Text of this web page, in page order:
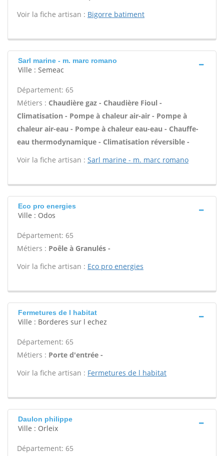
Voir la fiche artisan : Bigorre batiment
Sarl marine - m. marc romano
Ville : Semeac
Département: 65
Métiers : Chaudière gaz - Chaudière Fioul -
Climatisation - Pompe à chaleur air-air - Pompe à
chaleur air-eau - Pompe à chaleur eau-eau - Chauffe-
eau thermodynamique - Climatisation réversible -
Voir la fiche artisan : Sarl marine - m. marc romano
Eco pro energies
Ville : Odos
Département: 65
Métiers : Poêle à Granulés -
Voir la fiche artisan : Eco pro energies
Fermetures de l habitat
Ville : Borderes sur l echez
Département: 65
Métiers : Porte d'entrée -
Voir la fiche artisan : Fermetures de l habitat
Daulon philippe
Ville : Orleix
Département: 65